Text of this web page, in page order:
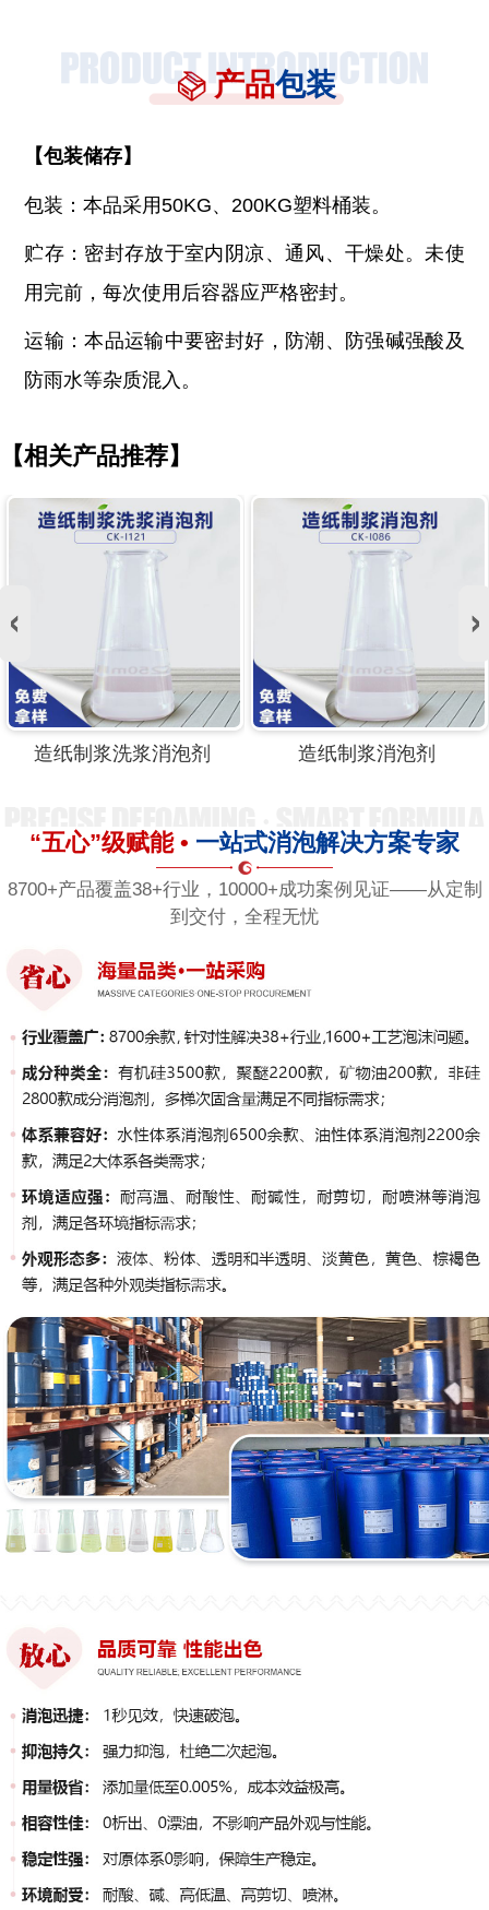
产品包装
【包装储存】
包装：本品采用50KG、200KG塑料桶装。
贮存：密封存放于室内阴凉、通风、干燥处。未使
用完前，每次使用后容器应严格密封。
运输：本品运输中要密封好，防潮、防强碱强酸及
防雨水等杂质混入。
【相关产品推荐】
浆消泡剂 造纸制浆消泡剂 造纸制
“五心”级赋能 • 一站式消泡解决方案专家
8700+产品覆盖38+行业，10000+成功案例见证——从定制
到交付，全程无忧